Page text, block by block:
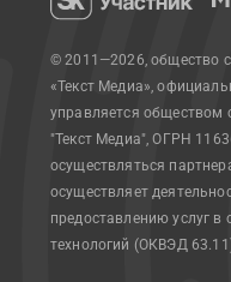
© 2011—2026, общество
«Текст Медиа»,
управляется обществом
"Текст Медиа", ОГРН
осуществляться
осуществляет
предоставлению услуг
технологий (ОКВЭД